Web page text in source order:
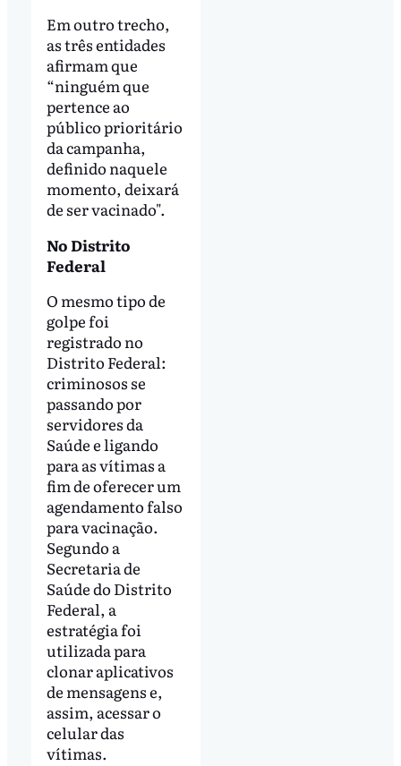
Em outro trecho,
as três entidades
afirmam que
“ninguém que
pertence ao
público prioritário
da campanha,
definido naquele
momento, deixará
de ser vacinado".
No Distrito
Federal
O mesmo tipo de
golpe foi
registrado no
Distrito Federal:
criminosos se
passando por
servidores da
Saúde e ligando
para as vítimas a
fim de oferecer um
agendamento falso
para vacinação.
Segundo a
Secretaria de
Saúde do Distrito
Federal, a
estratégia foi
utilizada para
clonar aplicativos
de mensagens e,
assim, acessar o
celular das
vítimas.